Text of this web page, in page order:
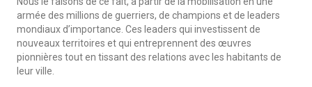
armée des millions de guerriers, de champions et de leaders
mondiaux d’importance. Ces leaders qui investissent de
nouveaux territoires et qui entreprennent des œuvres
pionnières tout en tissant des relations avec les habitants de
leur ville.